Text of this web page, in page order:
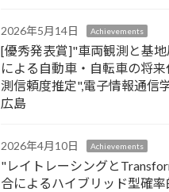
2026年5月14日 Achievements
[優秀発表賞]"車両観測と基
による自動車・自転車の将
測信頼度推定",電子情報通信
広島
2026年4月10日 Achievements
"レイトレーシングと
合によるハイブリッド型確